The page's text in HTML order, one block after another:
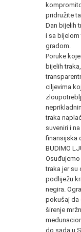
pridružite
Dan bijelih
i sa
gradom.
Poruke
bijelih
ciljevima
traka
suveniri i
finansijska
BUDIMO
traka jer su
podliježu
negira.
pokušaj da
širenje
do sada u